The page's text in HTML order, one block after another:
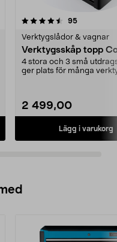
95recensioner
Verktygslådor & vagnar
Verktygsskåp topp
4 stora och 3 små
ger plats för många
2 499,00
Lägg i varukorg
3.5av 5 stjärnor